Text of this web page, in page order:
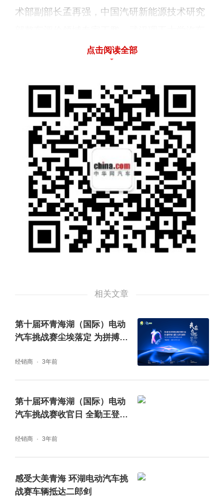
术部副部长孟再强，中国汽研新能源技术研究
工程学院教授何耀华和赛事官方评测车手、全
提到邓小文，这位多次在全国场地、拉力赛事
中夺冠的90后名将也是唯一一位参与了过往全
部十届赛事的官方车手。“很荣幸，这十年我都
在，”在今天的致辞环节中，邓小文深情地对与
会者说，“作为一名参加了十年环青海湖（国
际）电动汽车挑战赛的车手我倍感自豪。赛事
前赛事初创时的情况，感慨今天中国新能源汽
“作为官方车手，希望下一个十年我依然在，也
希望下一个十年环青海湖（国际）电动汽车挑
战赛和中国新能源汽车能够发展得更好。”邓小
文最后说。
公里的激烈角逐，最终全场积分冠军属于了岚
点击阅读全部
相关文章
第十届环青海湖（国际）电动
汽车挑战赛尘埃落定 为拼搏向
经销商 3年前
第十届环青海湖（国际）电动
汽车挑战赛收官日 全勤王登顶
经销商 3年前
感受大美青海 环湖电动汽车挑
战赛车辆抵达二郎剑